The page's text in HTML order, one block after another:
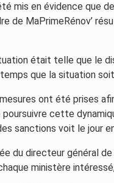
mis en évidence que
de MaPrimeRénov’
était telle que le
que la situation
ont été prises
poursuivre cette
sanctions voit le jour
du directeur général
ministère